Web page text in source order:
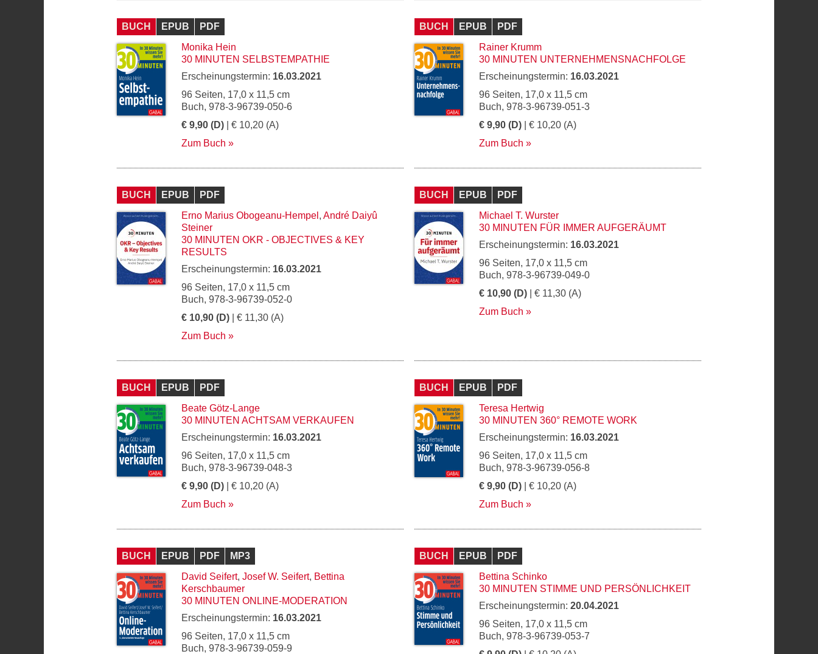
BUCH EPUB
PDF
Monika Hein
30 MINUTEN SELBSTEMPATHIE
Erscheinungstermin: 16.03.2021
96 Seiten, 17,0 x 11,5 cm
Buch, 978-3-96739-050-6
€ 9,90 (D) | € 10,20 (A)
Zum Buch
BUCH EPUB
PDF
Rainer Krumm
30 MINUTEN UNTERNEHMENSNACHFOLGE
Erscheinungstermin: 16.03.2021
96 Seiten, 17,0 x 11,5 cm
Buch, 978-3-96739-051-3
€ 9,90 (D) | € 10,20 (A)
Zum Buch
BUCH EPUB
PDF
Erno Marius Obogeanu-Hempel , André Daiyû
Steiner
30 MINUTEN OKR - OBJECTIVES & KEY
RESULTS
Erscheinungstermin: 16.03.2021
96 Seiten, 17,0 x 11,5 cm
Buch, 978-3-96739-052-0
€ 10,90 (D) | € 11,30 (A)
Zum Buch
BUCH EPUB
PDF
Michael T. Wurster
30 MINUTEN FÜR IMMER AUFGERÄUMT
Erscheinungstermin: 16.03.2021
96 Seiten, 17,0 x 11,5 cm
Buch, 978-3-96739-049-0
€ 10,90 (D) | € 11,30 (A)
Zum Buch
BUCH EPUB
PDF
Beate Götz-Lange
30 MINUTEN ACHTSAM VERKAUFEN
Erscheinungstermin: 16.03.2021
96 Seiten, 17,0 x 11,5 cm
Buch, 978-3-96739-048-3
€ 9,90 (D) | € 10,20 (A)
Zum Buch
BUCH EPUB
PDF
Teresa Hertwig
30 MINUTEN 360° REMOTE WORK
Erscheinungstermin: 16.03.2021
96 Seiten, 17,0 x 11,5 cm
Buch, 978-3-96739-056-8
€ 9,90 (D) | € 10,20 (A)
Zum Buch
BUCH EPUB PDF
MP3
David Seifert, Josef W. Seifert, Bettina
Kerschbaumer
30 MINUTEN ONLINE-MODERATION
Erscheinungstermin: 16.03.2021
96 Seiten, 17,0 x 11,5 cm
Buch, 978-3-96739-059-9
BUCH EPUB
PDF
Bettina Schinko
30 MINUTEN STIMME UND PERSÖNLICHKEIT
Erscheinungstermin: 20.04.2021
96 Seiten, 17,0 x 11,5 cm
Buch, 978-3-96739-053-7